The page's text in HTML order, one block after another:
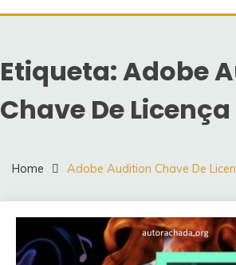
Etiqueta:Adobe
Chave De Licença
Home Adobe Audition Chave De